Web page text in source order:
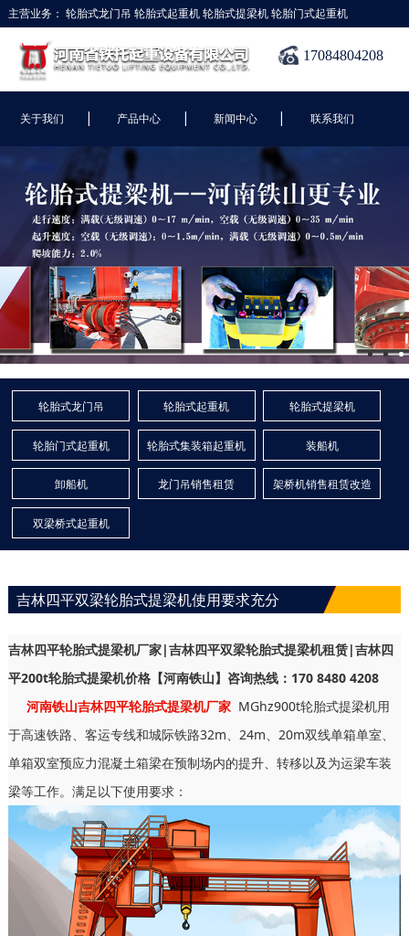
主营业务： 轮胎式龙门吊 轮胎式起重机轮胎式提梁机轮胎门式起重机
17084804208
关于我们 | 产品中心 | 新闻中心 | 联系我们
轮胎式龙门吊 轮胎式起重机 轮胎式提梁机
轮胎门式起重机 轮胎式集装箱起重机 装船机
卸船机 龙门吊销售租赁 架桥机销售租赁改造
双梁桥式起重机
吉林四平双梁轮胎式提梁机使用要求充分
吉林四平轮胎式提梁机厂家|吉林四平双梁轮胎式提梁机租赁|吉林四
平200t轮胎式提梁机价格【河南铁山】咨询热线：170 8480 4208
河南铁山吉林四平轮胎式提梁机厂家 MGhz900t轮胎式提梁机用
于高速铁路、客运专线和城际铁路32m、24m、20m双线单箱单室、
单箱双室预应力混凝土箱梁在预制场内的提升、转移以及为运梁车装
梁等工作。满足以下使用要求：